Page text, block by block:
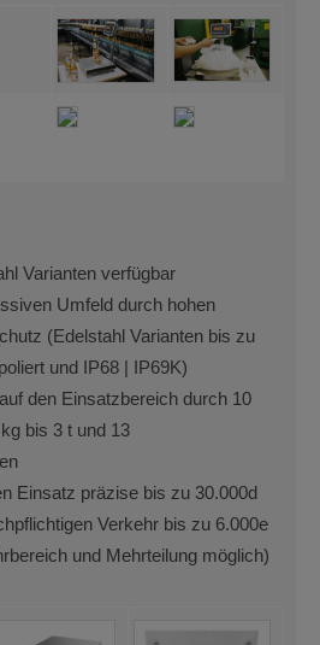
Varianten verfügbar
Umfeld durch hohen
(Edelstahl Varianten bis zu
und IP68 | IP69K)
den Einsatzbereich durch 10
bis 3 t und 13
Einsatz präzise bis zu 30.000d
Verkehr bis zu 6.000e
und Mehrteilung möglich)